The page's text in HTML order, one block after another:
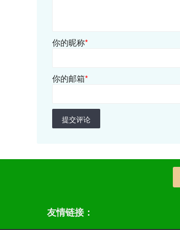
你的昵称*
你的邮箱*
提交评论
友情链接：